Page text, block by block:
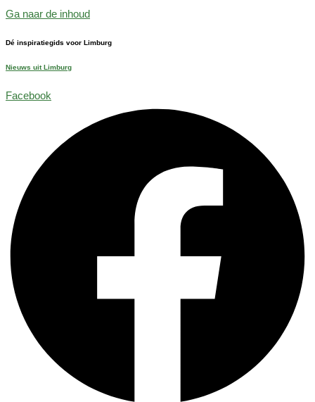
Ga naar de inhoud
Dé inspiratiegids voor Limburg
Nieuws uit Limburg
Facebook